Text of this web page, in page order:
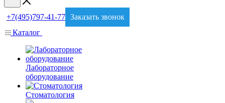
+7(495)797-41-77 Заказать звонок
Каталог
Лабораторное
оборудование
Стоматология